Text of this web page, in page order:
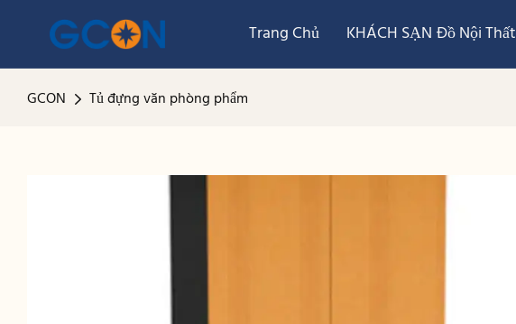
Trang Chủ KHÁCH SẠN Đồ Nội Thất
GCON Tủ đựng văn phòng phẩm